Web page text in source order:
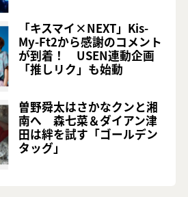
「キスマイ×NEXT」Kis-
My-Ft2から感謝のコメント
が到着！ USEN連動企画
「推しリク」も始動
曽野舜太はさかなクンと湘
南へ 森七菜＆ダイアン津
田は絆を試す「ゴールデン
タッグ」